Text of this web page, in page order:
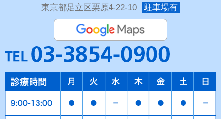
東京都足立区栗原4-22-10 駐車場有